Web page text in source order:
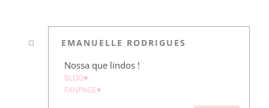
EMANUELLE RODRIGUES
Nossa que lindos !
BLOG♥
FANPAGE♥